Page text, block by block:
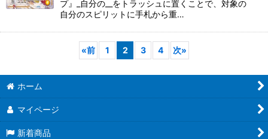
プ』_自分の__をトラッシュに置くことで、対象の
自分のスピリットに手札から重…
«前 1 2 3 4 次»
ホーム
マイページ
新着商品